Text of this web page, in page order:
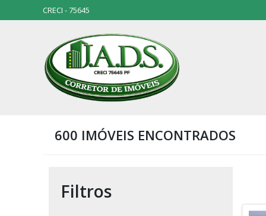
CRECI - 75645
600 IMÓVEIS ENCONTRADOS
Filtros